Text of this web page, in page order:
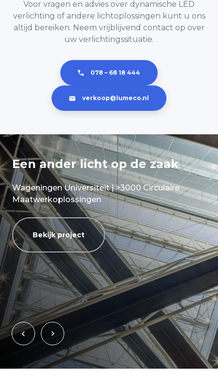
aansluit op de praktijk.
verlichting zorg altijd af op
doelgroep, zorgproces en
gebouwindeling.
biodynamische verlichting kantoor
altijd op maat, afgestemd op
gebruikers en ruimtefunctie.
Voor vragen en advies over dynamische LED
verlichting of andere lichtoplossingen kunt u ons
altijd bereiken. Neem vrijblijvend contact op over
uw verlichtingssituatie.
078 – 68 18 444
verkoop@lumeco.nl
Een ander licht op de zaak
Wageningen Universiteit | >3000 Circulaire
Maatwerkoplossingen
Bekijk project